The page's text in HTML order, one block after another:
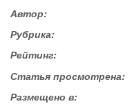
Автор:
Рубрика:
Рейтинг:
Статья просмотрена:
Размещено в: